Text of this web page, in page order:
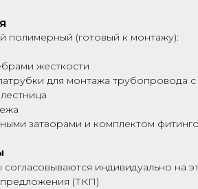
полимерный (готовый к монтажу):
жесткости
для монтажа трубопровода
затворами и комплектом
согласовываются индивидуально на
(ТКП)